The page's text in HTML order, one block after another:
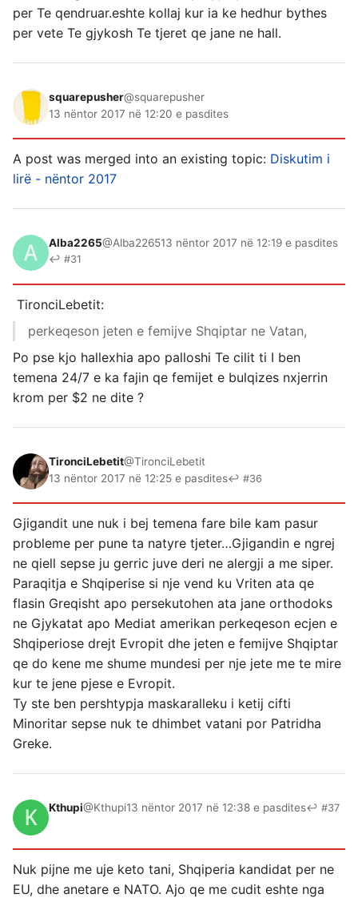
per Te qendruar.eshte kollaj kur ia ke hedhur bythes
per vete Te gjykosh Te tjeret qe jane ne hall.
squarepusher@squarepusher
13 nëntor 2017 në 12:20 e pasdites
A post was merged into an existing topic: Diskutim i
lirë - nëntor 2017
Alba2265@Alba226513 nëntor 2017 në 12:19 e pasdites
↩ #31
TironciLebetit:
perkeqeson jeten e femijve Shqiptar ne Vatan,
Po pse kjo hallexhia apo palloshi Te cilit ti I ben
temena 24/7 e ka fajin qe femijet e bulqizes nxjerrin
krom per $2 ne dite ?
TironciLebetit@TironciLebetit
13 nëntor 2017 në 12:25 e pasdites↩ #36
Gjigandit une nuk i bej temena fare bile kam pasur
probleme per pune ta natyre tjeter…Gjigandin e ngrej
ne qiell sepse ju gerric juve deri ne alergji a me siper.
Paraqitja e Shqiperise si nje vend ku Vriten ata qe
flasin Greqisht apo persekutohen ata jane orthodoks
ne Gjykatat apo Mediat amerikan perkeqeson ecjen e
Shqiperiose drejt Evropit dhe jeten e femijve Shqiptar
qe do kene me shume mundesi per nje jete me te mire
kur te jene pjese e Evropit.
Ty ste ben pershtypja maskaralleku i ketij cifti
Minoritar sepse nuk te dhimbet vatani por Patridha
Greke.
Kthupi@Kthupi13 nëntor 2017 në 12:38 e pasdites↩ #37
Nuk pijne me uje keto tani, Shqiperia kandidat per ne
EU, dhe anetare e NATO. Ajo qe me cudit eshte nga